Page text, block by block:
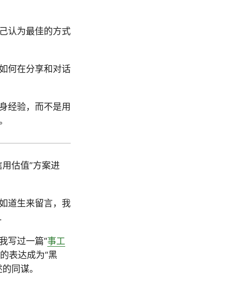
认为最佳的方式
何在分享和对话
经验，而不是用
估值”方案进
道生来留言，我
写过一篇“事工
表达成为“黑
同谋。